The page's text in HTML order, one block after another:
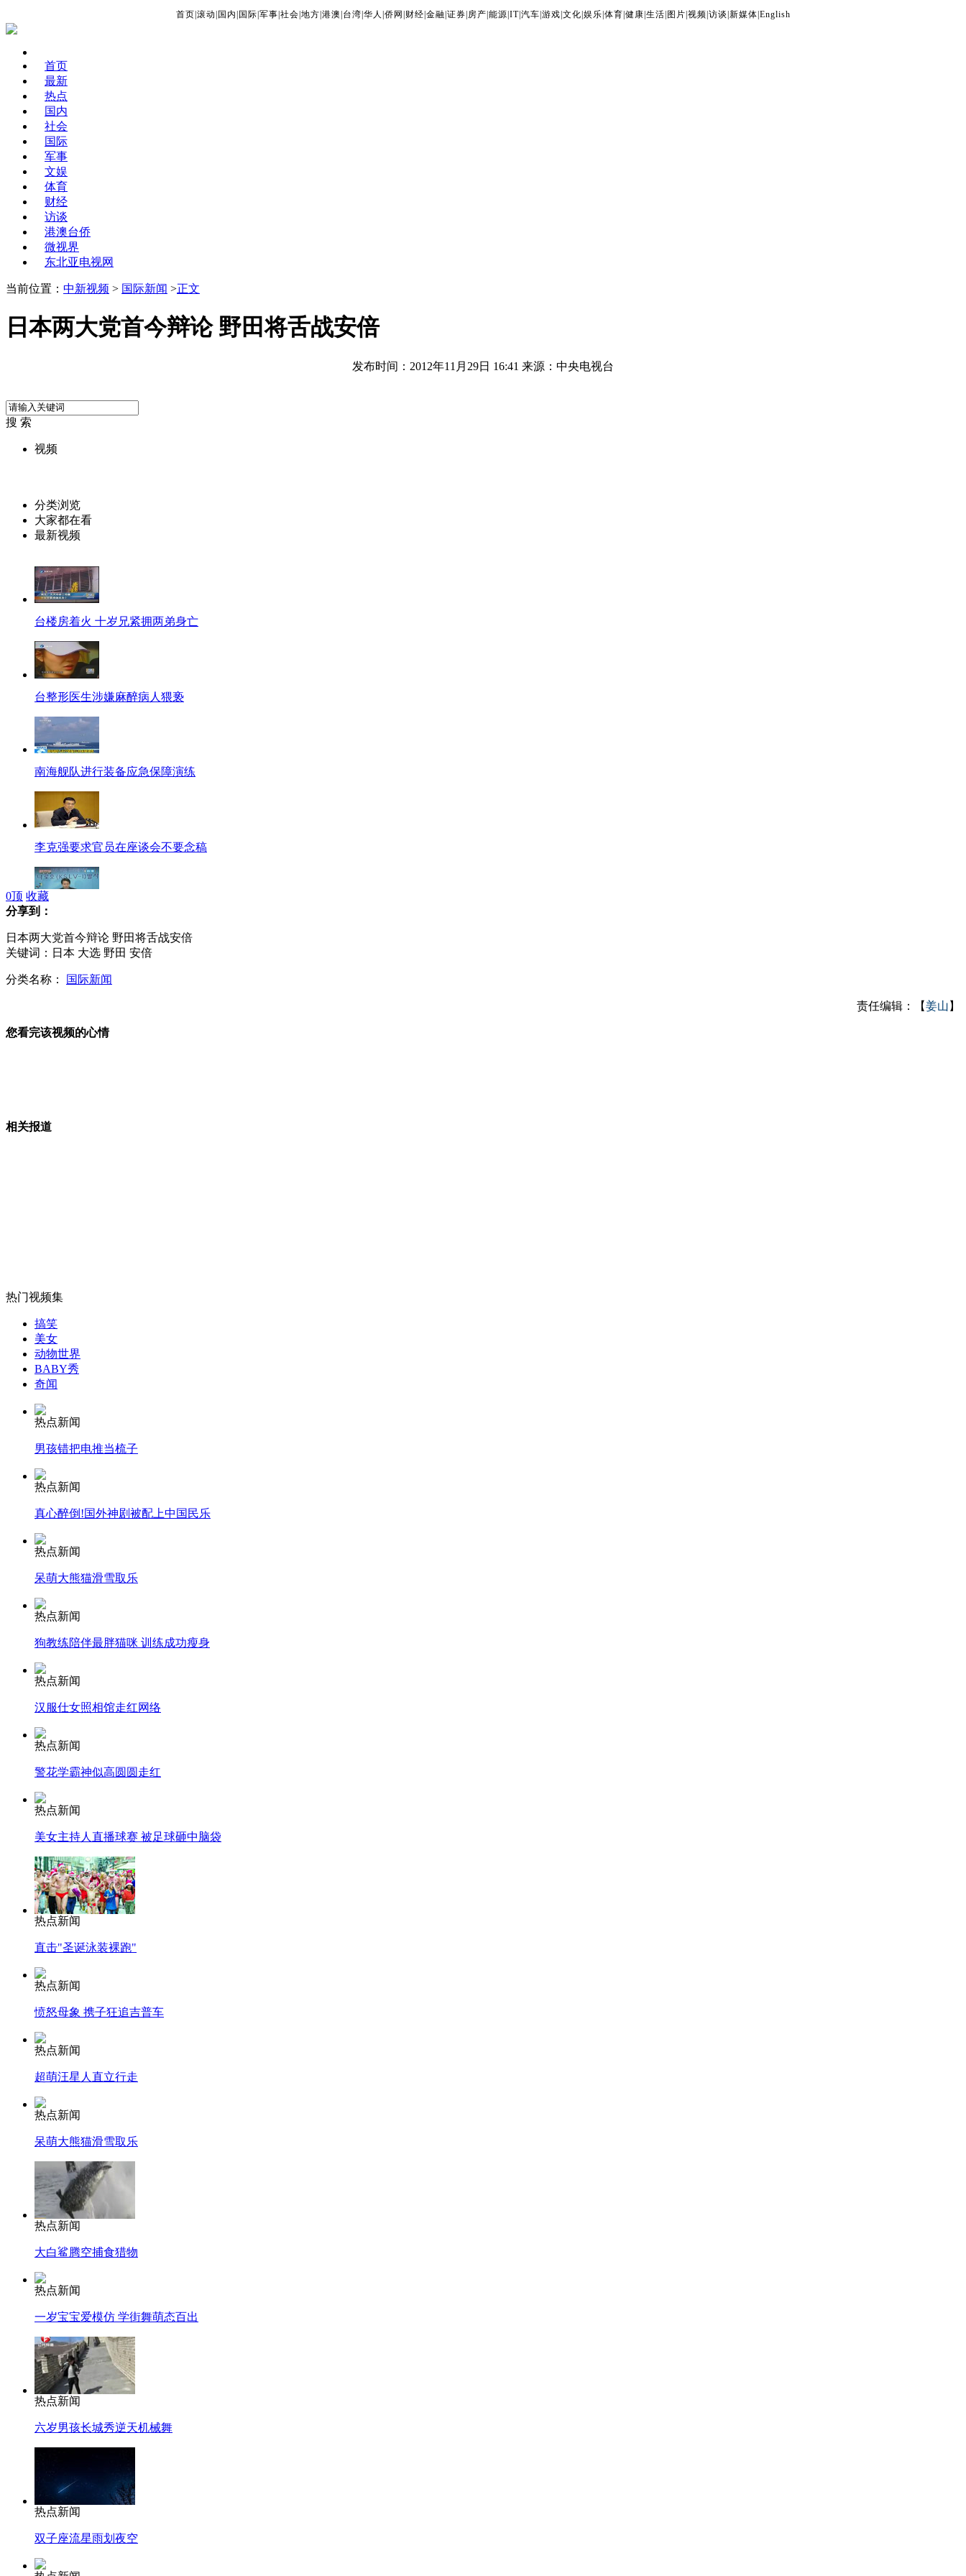
首页 滚动 国内 国际 军事 社会 地方 港澳 台湾 华人 侨网 财经 金融 证券 房产 能源 IT| 汽车 游戏 文化 娱乐 体育 健康 生活 图片 视频 访谈 新媒体 English
首页
最新
热点
国内
社会
国际
军事
文娱
体育
财经
访谈
港澳台侨
微视界
东北亚电视网
当前位置： 中新视频 > 国际新闻 >正文
日本两大党首今辩论 野田将舌战安倍
发布时间：2012年11月29日 16:41 来源：中央电视台
搜 索
视频
分类浏览
大家都在看
最新视频
台楼房着火 十岁兄紧拥两弟身亡
台整形医生涉嫌麻醉病人猥亵
南海舰队进行装备应急保障演练
李克强要求官员在座谈会不要念稿
大连渔船翻船事故1获救12死4失踪
山西运城恶犬咬伤多人 警民合力深夜将其击毙
女孩北京地铁殴打老人 痛下狠手拳打脚踢
无痛分娩是否安全 医生回应
外交部：反对强权政治霸凌主义
外交部：有关国家言论片面不公正
安徽一实载49人客车翻车
走！跟着总书记去植树
消防员救轻生者 花炮节热闹非凡
纽约上演“枕头大战”
司机酒驾遇交警 急速倒车逃窜
0顶 收藏
分享到：
日本两大党首今辩论 野田将舌战安倍
关键词：日本 大选 野田 安倍
分类名称： 国际新闻
责任编辑：【姜山 】
您看完该视频的心情
相关报道
热门视频集
搞笑
美女
动物世界
BABY秀
奇闻
热点新闻
男孩错把电推当梳子
热点新闻
真心醉倒!国外神剧被配上中国民乐
热点新闻
呆萌大熊猫滑雪取乐
热点新闻
狗教练陪伴最胖猫咪 训练成功瘦身
热点新闻
汉服仕女照相馆走红网络
热点新闻
警花学霸神似高圆圆走红
热点新闻
美女主持人直播球赛 被足球砸中脑袋
热点新闻
直击"圣诞泳装裸跑"
热点新闻
愤怒母象 携子狂追吉普车
热点新闻
超萌汪星人直立行走
热点新闻
呆萌大熊猫滑雪取乐
热点新闻
大白鲨腾空捕食猎物
热点新闻
一岁宝宝爱模仿 学街舞萌态百出
热点新闻
六岁男孩长城秀逆天机械舞
热点新闻
双子座流星雨划夜空